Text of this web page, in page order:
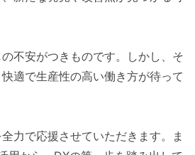
不安がつきものです。しかし、そ
適で生産性の高い働き方が待って
力で応援させていただきます。ま